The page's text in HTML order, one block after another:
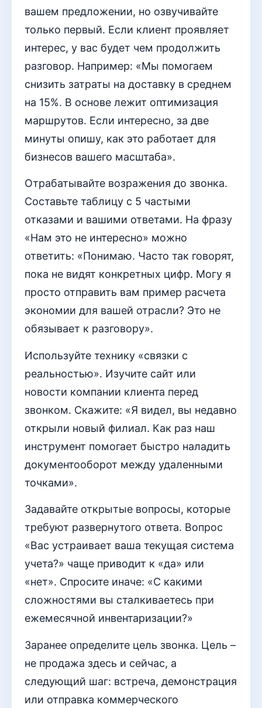
вашем предложении, но озвучивайте
только первый. Если клиент проявляет
интерес, у вас будет чем продолжить
разговор. Например: «Мы помогаем
снизить затраты на доставку в среднем
на 15%. В основе лежит оптимизация
маршрутов. Если интересно, за две
минуты опишу, как это работает для
бизнесов вашего масштаба».
Отрабатывайте возражения до звонка.
Составьте таблицу с 5 частыми
отказами и вашими ответами. На фразу
«Нам это не интересно» можно
ответить: «Понимаю. Часто так говорят,
пока не видят конкретных цифр. Могу я
просто отправить вам пример расчета
экономии для вашей отрасли? Это не
обязывает к разговору».
Используйте технику «связки с
реальностью». Изучите сайт или
новости компании клиента перед
звонком. Скажите: «Я видел, вы недавно
открыли новый филиал. Как раз наш
инструмент помогает быстро наладить
документооборот между удаленными
точками».
Задавайте открытые вопросы, которые
требуют развернутого ответа. Вопрос
«Вас устраивает ваша текущая система
учета?» чаще приводит к «да» или
«нет». Спросите иначе: «С какими
сложностями вы сталкиваетесь при
ежемесячной инвентаризации?»
Заранее определите цель звонка. Цель –
не продажа здесь и сейчас, а
следующий шаг: встреча, демонстрация
или отправка коммерческого